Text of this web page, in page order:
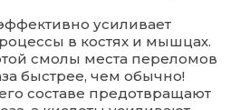
усиливает
в костях и мышцах.
смолы места переломов
быстрее, чем обычно!
составе предотвращают